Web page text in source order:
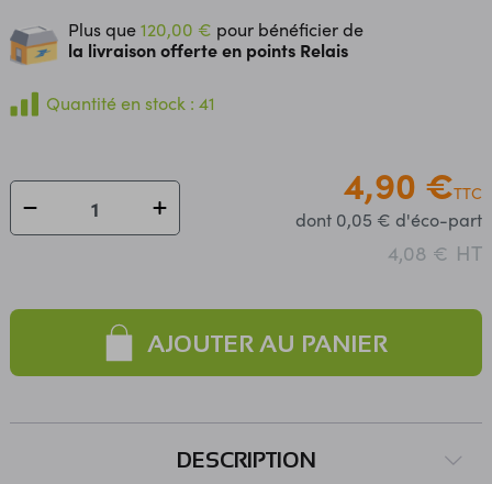
Plus que120,00 € pour bénéficier de
la livraison offerte en points Relais
Quantité en stock : 41
4,90 €TTC
dont 0,05 € d'éco-part
4,08 € HT
AJOUTER AU PANIER
DESCRIPTION